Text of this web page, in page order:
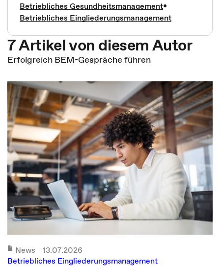
Betriebliches Gesundheitsmanagement•
Betriebliches Eingliederungsmanagement
7 Artikel von diesem Autor
Erfolgreich BEM-Gespräche führen
News
13.07.2026
Betriebliches Eingliederungsmanagement